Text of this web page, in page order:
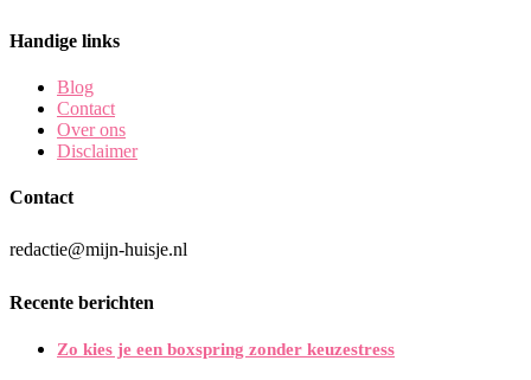
Handige links
Blog
Contact
Over ons
Disclaimer
Contact
redactie@mijn-huisje.nl
Recente berichten
Zo kies je een boxspring zonder keuzestress